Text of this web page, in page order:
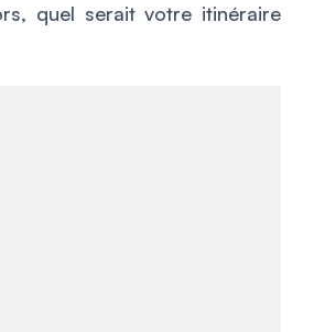
quel serait votre itinéraire